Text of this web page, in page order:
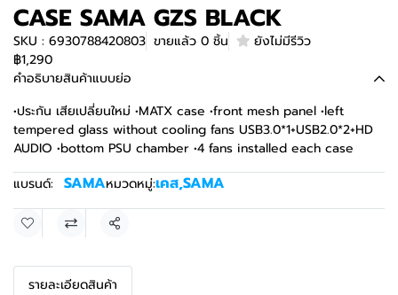
CASE SAMA GZS BLACK
SKU : 6930788420803 ขายแล้ว 0 ชิ้น
ยังไม่มีรีวิว
฿1,290
คำอธิบายสินค้าแบบย่อ
•ประกัน เสียเปลี่ยนใหม่ •MATX case •front mesh panel •left
tempered glass without cooling fans USB3.0*1+USB2.0*2+HD
AUDIO •bottom PSU chamber •4 fans installed each case
แบรนด์:
SAMAหมวดหมู่:เคส,SAMA
แชร์
รายละเอียดสินค้า